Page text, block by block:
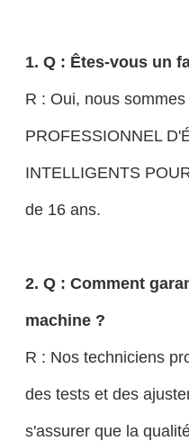
1. Q : Êtes-vous un
R : Oui, nous
PROFESSIONNEL
INTELLIGENTS
de 16 ans.
2. Q : Comment
machine ?
R : Nos techniciens
des tests et des
s'assurer que la